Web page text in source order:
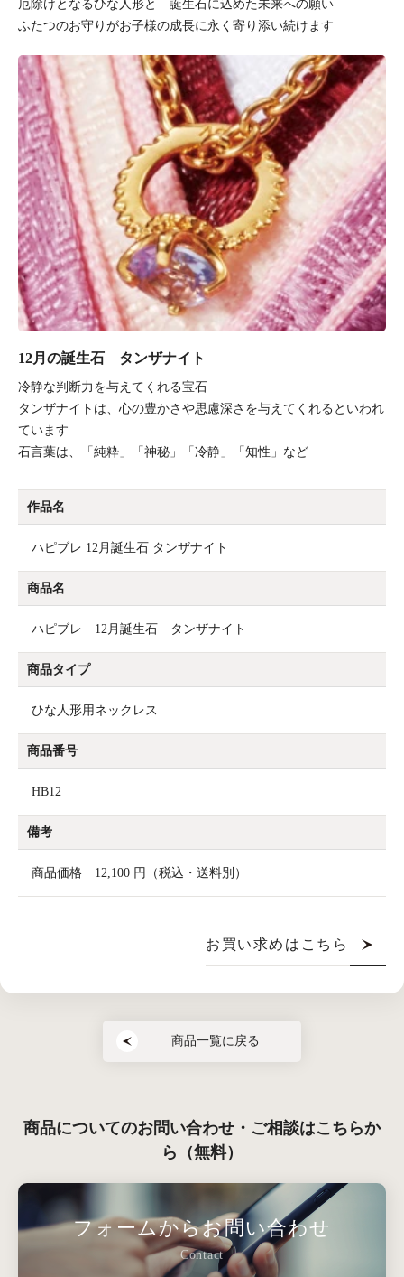
厄除けとなるひな人形と 誕生石に込めた未来への願い
ふたつのお守りがお子様の成長に永く寄り添い続けます
12月の誕生石 タンザナイト
冷静な判断力を与えてくれる宝石
タンザナイトは、心の豊かさや思慮深さを与えてくれるといわれ
ています
石言葉は、「純粋」「神秘」「冷静」「知性」など
作品名
ハピブレ 12月誕生石 タンザナイト
商品名
ハピブレ 12月誕生石 タンザナイト
商品タイプ
ひな人形用ネックレス
商品番号
HB12
備考
商品価格 12,100 円（税込・送料別）
お買い求めはこちら
商品一覧に戻る
商品についてのお問い合わせ・ご相談はこちらか
ら（無料）
フォームからお問い合わせ
Contact